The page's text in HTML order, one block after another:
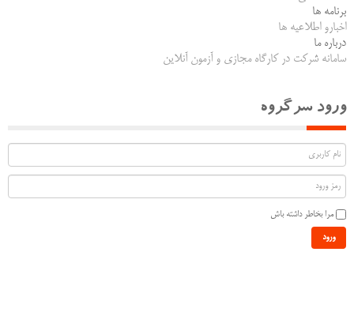
برنامه ها
اخبارو اطلاعیه ها
درباره ما
سامانه شرکت در کارگاه مجازی و آزمون آنلاین
ورود سرگروه
مرا بخاطر داشته باش
ورود